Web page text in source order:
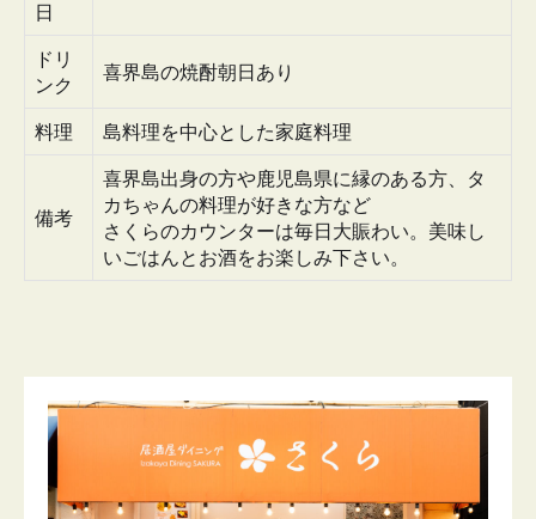
日
ドリ
ンク
喜界島の焼酎朝日あり
料理 島料理を中心とした家庭料理
備考
喜界島出身の方や鹿児島県に縁のある方、タ
カちゃんの料理が好きな方など
さくらのカウンターは毎日大賑わい。美味し
いごはんとお酒をお楽しみ下さい。